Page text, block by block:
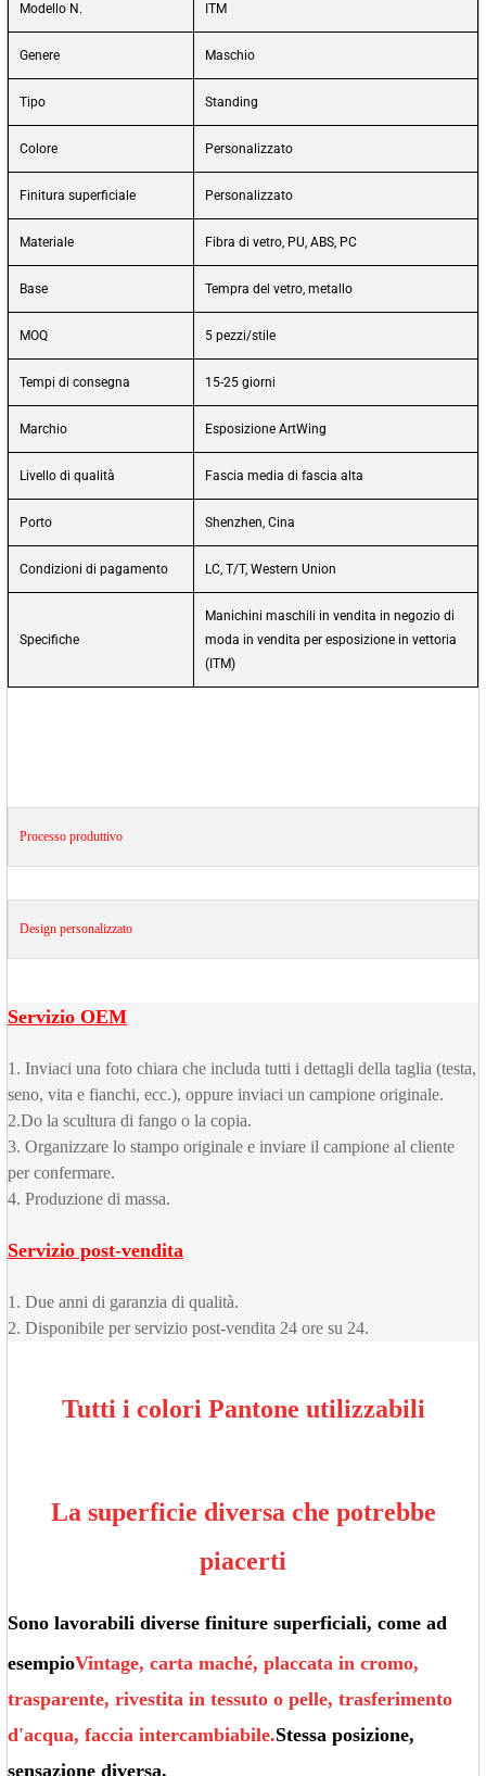
Modello N. ITM
Genere Maschio
Tipo Standing
Colore Personalizzato
Finitura superficiale Personalizzato
Materiale Fibra di vetro, PU, ABS, PC
Base Tempra del vetro, metallo
MOQ 5 pezzi/stile
Tempi di consegna 15-25 giorni
Marchio Esposizione ArtWing
Livello di qualità Fascia media di fascia alta
Porto Shenzhen, Cina
Condizioni di pagamento LC, T/T, Western Union
Specifiche
Manichini maschili in vendita in negozio di
moda in vendita per esposizione in vettoria
(ITM)
Processo produttivo
Design personalizzato
Servizio OEM
1. Inviaci una foto chiara che includa tutti i dettagli della taglia (testa,
seno, vita e fianchi, ecc.), oppure inviaci un campione originale.
2.Do la scultura di fango o la copia.
3. Organizzare lo stampo originale e inviare il campione al cliente
per confermare.
4. Produzione di massa.
Servizio post-vendita
1. Due anni di garanzia di qualità.
2. Disponibile per servizio post-vendita 24 ore su 24.
Tutti i colori Pantone utilizzabili
La superficie diversa che potrebbe
piacerti
Sono lavorabili diverse finiture superficiali, come ad
esempioVintage, carta maché, placcata in cromo,
trasparente, rivestita in tessuto o pelle, trasferimento
d'acqua, faccia intercambiabile.Stessa posizione,
sensazione diversa.